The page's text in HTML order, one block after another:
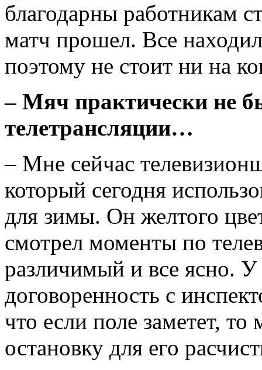
благодарны работникам
матч прошел. Все
поэтому не стоит ни на
– Мяч практически не
телетрансляции…
– Мне сейчас
который сегодня
для зимы. Он желтого
смотрел моменты по
различимый и все ясно. У
договоренность с
что если поле заметет,
остановку для его